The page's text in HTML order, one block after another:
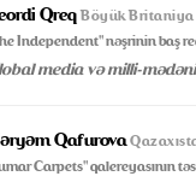
QreqBöyük Britaniya
Independent" nəşrinin baş
media və milli-
Qafurova
Carpets" qalereyasının